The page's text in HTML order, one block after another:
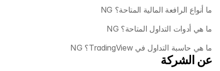
ما أنواع الرافعة المالية المتاحة؟ NG
ما هي أدوات التداول المتاحة؟ NG
ما هي حاسبة التداول في TradingView؟ NG
عن الشركة